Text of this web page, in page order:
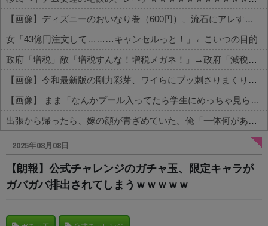
【画像】ディズニーのおいなり巻（600円）、流石にアレすぎて賛否両論の大炎上をしてしまうw w w w w w w
女「43億円注文して………キャンセルっと！」←こいつの目的
政府「増税」敵「増税すんな！増税メガネ！」→政府「減税」敵「減税すんな！社会保障どうなる！」
【画像】令和最新版の剛力彩芽、ワイらにブッ刺さりまくりと話題にw w w w w w w w w w w w w
【画像】 まま「なんかプール入ってたら学生にめっちゃ見られたw」
出張から帰ったら、嫁の顔が青ざめていた。俺「一体何があったんだ？」嫁「…」→子供たちに話を聞くと…
Powered by livedoor 相互RSS
2025年08月08日
【朗報】公式チャレンジのガチャ玉、限定キャラが
ガバガバ排出されてしまうｗｗｗｗｗ